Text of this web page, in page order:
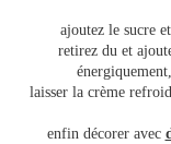
ajoutez le sucre
retirez du et
laisser la crème
enfin décorer avec